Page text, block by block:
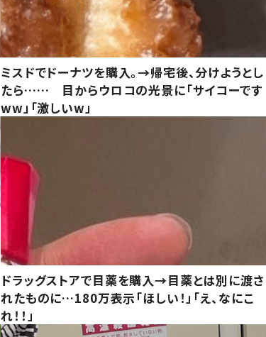
ミスドでドーナツを購入。→帰宅後、分けようとし
たら…… 目からウロコの光景に「サイコーです
ww」「激しいw」
ドラッグストアで目薬を購入→目薬とは別に渡さ
れたものに…180万表示「ほしい！」「え、なにこ
れ！！」